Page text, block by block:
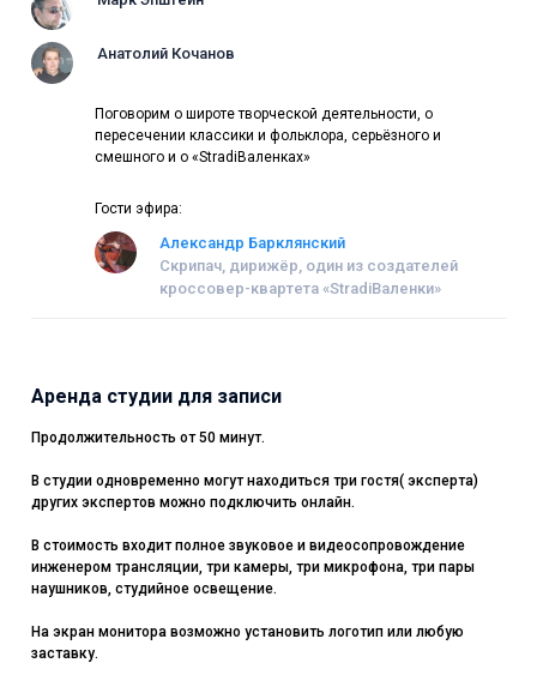
Анатолий Кочанов
Поговорим о широте творческой деятельности, о
пересечении классики и фольклора, серьёзного и
смешного и о «StradiВаленках»
Гости эфира:
Александр Барклянский
Скрипач, дирижёр, один из создателей
кроссовер-квартета «StradiВаленки»
Аренда студии для записи
Продолжительность от 50 минут.
В студии одновременно могут находиться три гостя( эксперта)
других экспертов можно подключить онлайн.
В стоимость входит полное звуковое и видеосопровождение
инженером трансляции, три камеры, три микрофона, три пары
наушников, студийное освещение.
На экран монитора возможно установить логотип или любую
заставку.